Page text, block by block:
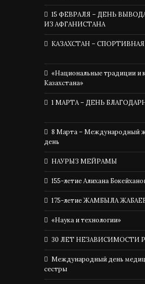
15 ФЕВРАЛЯ – ДЕНЬ
ИЗ АФГАНИСТАНА
КАЗАХСТАН –
«Национальные традиции и
Казахстана»
1 МАРТА – ДЕНЬ
8 Марта – Международный
день
НАУРЫЗ МЕЙРАМЫ
155-летие Алихана
175-летие ЖАМБЫЛА
«Наука и технологии»
30 ЛЕТ НЕЗАВИСИМОСТИ
Международный день
сестры